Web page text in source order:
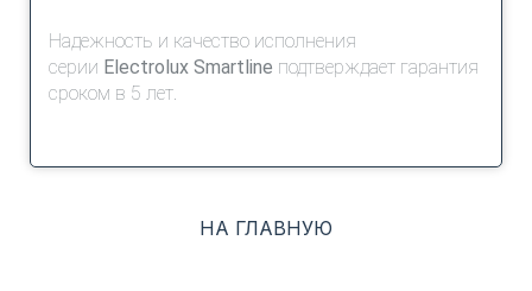
Надежность и качество исполнения
серии Electrolux Smartline подтверждает гарантия
сроком в 5 лет.
НА ГЛАВНУЮ